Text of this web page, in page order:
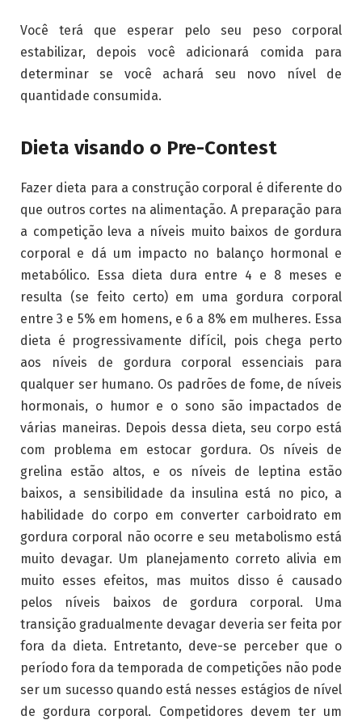
Você terá que esperar pelo seu peso corporal
estabilizar, depois você adicionará comida para
determinar se você achará seu novo nível de
quantidade consumida.
Dieta visando o Pre-Contest
Fazer dieta para a construção corporal é diferente do
que outros cortes na alimentação. A preparação para
a competição leva a níveis muito baixos de gordura
corporal e dá um impacto no balanço hormonal e
metabólico. Essa dieta dura entre 4 e 8 meses e
resulta (se feito certo) em uma gordura corporal
entre 3 e 5% em homens, e 6 a 8% em mulheres. Essa
dieta é progressivamente difícil, pois chega perto
aos níveis de gordura corporal essenciais para
qualquer ser humano. Os padrões de fome, de níveis
hormonais, o humor e o sono são impactados de
várias maneiras. Depois dessa dieta, seu corpo está
com problema em estocar gordura. Os níveis de
grelina estão altos, e os níveis de leptina estão
baixos, a sensibilidade da insulina está no pico, a
habilidade do corpo em converter carboidrato em
gordura corporal não ocorre e seu metabolismo está
muito devagar. Um planejamento correto alivia em
muito esses efeitos, mas muitos disso é causado
pelos níveis baixos de gordura corporal. Uma
transição gradualmente devagar deveria ser feita por
fora da dieta. Entretanto, deve-se perceber que o
período fora da temporada de competições não pode
ser um sucesso quando está nesses estágios de nível
de gordura corporal. Competidores devem ter um